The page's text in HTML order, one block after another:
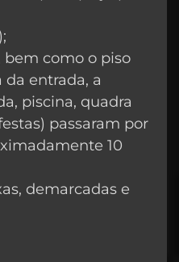
bem como o piso
entrada, a
piscina, quadra
passaram por
10
demarcadas e